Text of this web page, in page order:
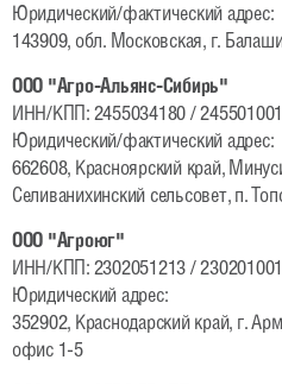
Юридический/фактический адрес:
143909, обл. Московская, г.
ООО "Агро-Альянс-Сибирь"
ИНН/КПП: 2455034180 / 245501001
Юридический/фактический адрес:
662608, Красноярский край,
Селиванихинский сельсовет, п.
ООО "Агроюг"
ИНН/КПП: 2302051213 / 230201001
Юридический адрес:
352902, Краснодарский край, г.
офис 1-5